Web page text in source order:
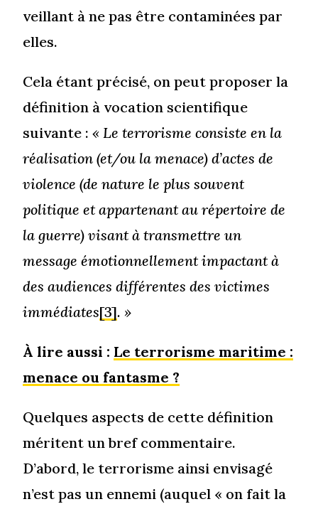
veillant à ne pas être contaminées par
elles.
Cela étant précisé, on peut proposer la
définition à vocation scientifique
suivante :« Le terrorisme consiste en la
réalisation (et/ou la menace) d’actes de
violence (de nature le plus souvent
politique et appartenant au répertoire de
la guerre) visant à transmettre un
message émotionnellement impactant à
des audiences différentes des victimes
immédiates[3]. »
À lire aussi : Le terrorisme maritime :
menace ou fantasme ?
Quelques aspects de cette définition
méritent un bref commentaire.
D’abord, le terrorisme ainsi envisagé
n’est pas un ennemi (auquel « on fait la